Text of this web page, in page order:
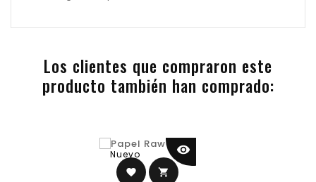
Los clientes que compraron este
producto también han comprado:
Nuevo
favorite shopping_cart
visibility